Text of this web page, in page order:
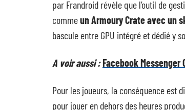
par Frandroid révèle que l’outil de
commeun Armoury Crate avec un
bascule entre GPU intégré et dédié y
A voir aussi :Facebook
Pour les joueurs, la conséquence est
pour jouer en dehors des heures